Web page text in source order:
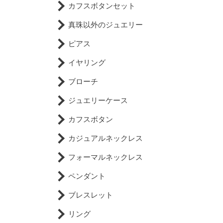
カフスボタンセット
真珠以外のジュエリー
ピアス
イヤリング
ブローチ
ジュエリーケース
カフスボタン
カジュアルネックレス
フォーマルネックレス
ペンダント
ブレスレット
リング